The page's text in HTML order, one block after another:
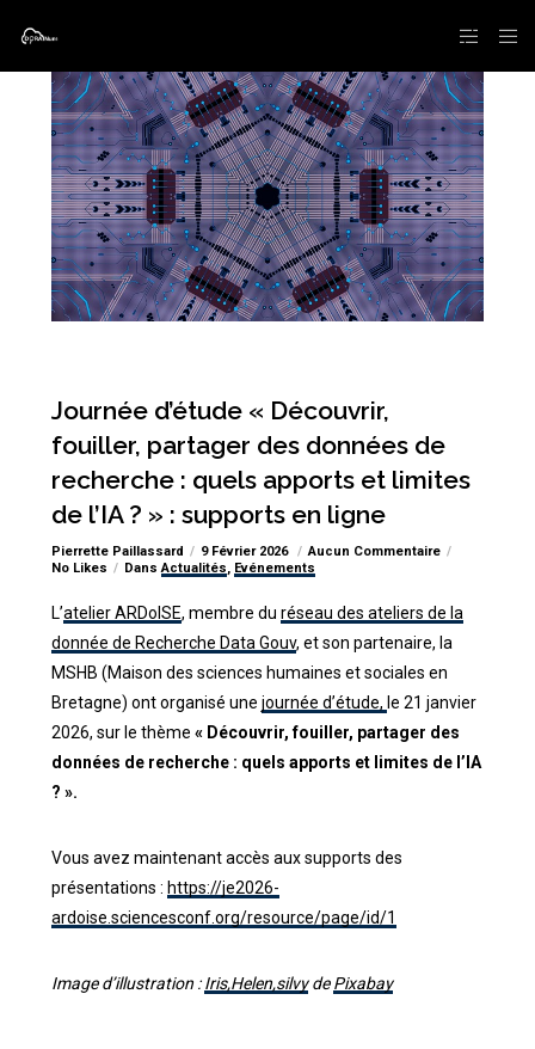
Journée d’étude « Découvrir,
fouiller, partager des données de
recherche : quels apports et limites
de l’IA ? » : supports en ligne
Pierrette Paillassard 9 Février 2026
Aucun Commentaire
No Likes
DansActualités, Evénements
L’atelier ARDoISE, membre du réseau des ateliers de la
donnée de Recherche Data Gouv, et son partenaire, la
MSHB (Maison des sciences humaines et sociales en
Bretagne) ont organisé une journée d’étude, le 21 janvier
2026, sur le thème « Découvrir, fouiller, partager des
données de recherche : quels apports et limites de l’IA
? ».
Vous avez maintenant accès aux supports des
présentations : https://je2026-
ardoise.sciencesconf.org/resource/page/id/1
Image d’illustration :Iris,Helen,silvydePixabay